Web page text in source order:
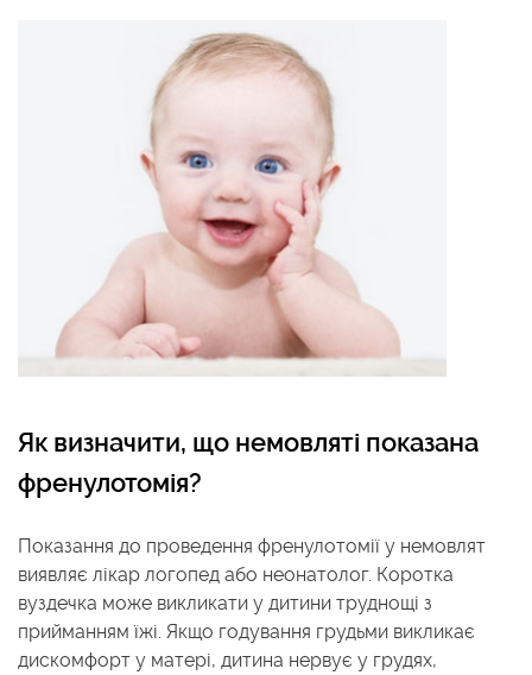
Як визначити, що немовляті показана
френулотомія?
Показання до проведення френулотомії у немовлят
виявляє лікар логопед або неонатолог. Коротка
вуздечка може викликати у дитини труднощі з
прийманням їжі. Якщо годування грудьми викликає
дискомфорт у матері, дитина нервує у грудях,